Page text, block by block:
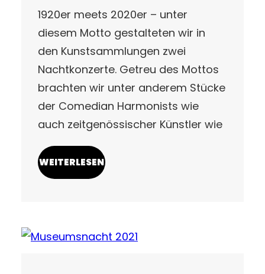
1920er meets 2020er – unter
diesem Motto gestalteten wir in
den Kunstsammlungen zwei
Nachtkonzerte. Getreu des Mottos
brachten wir unter anderem Stücke
der Comedian Harmonists wie
auch zeitgenössischer Künstler wie
WEITERLESEN